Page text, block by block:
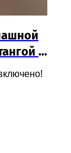
и
для